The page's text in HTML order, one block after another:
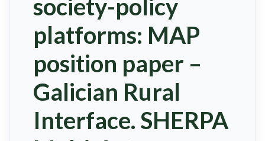
society-policy
platforms: MAP
position paper –
Galician Rural
Interface. SHERPA